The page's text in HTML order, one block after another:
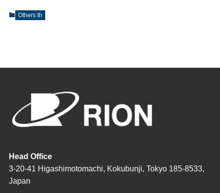
Others th
Head Office
3-20-41 Higashimotomachi, Kokubunji, Tokyo 185-8533,
Japan